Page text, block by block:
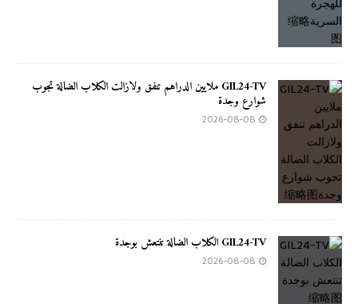
GIL24-TV ملايين الدراهم تنفق ولازالت الكلاب الضالة تجوب
شوارع وجدة
2026-08-08
GIL24-TV الكلاب الضالة تنتعش بوجدة
2026-08-08